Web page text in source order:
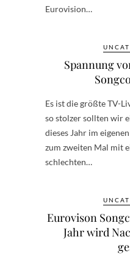
Eurovision…
Spannung
Es ist die größte TV-
so stolzer sollten wir
dieses Jahr im
zum zweiten Mal mit
schlechten…
Eurovison
Jahr wird